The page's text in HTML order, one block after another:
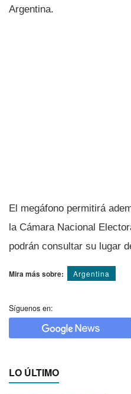
Argentina.
El megáfono permitirá
la Cámara Nacional
podrán consultar su lugar
Mira más sobre: Argentina
Síguenos en:
LO ÚLTIMO